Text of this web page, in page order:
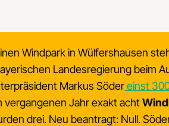
Windpark in Wülfershausen
Landesregierung beim
Markus Södereinst
vergangenen Jahr exakt acht
drei. Neu beantragt: Null.